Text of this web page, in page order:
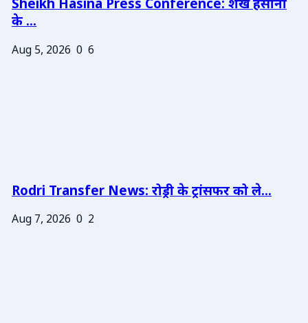
Sheikh Hasina Press Conference: शेख हसीना
के ...
Aug 5, 2026 0 6
Rodri Transfer News: रोड्री के ट्रांसफर को ले...
Aug 7, 2026 0 2